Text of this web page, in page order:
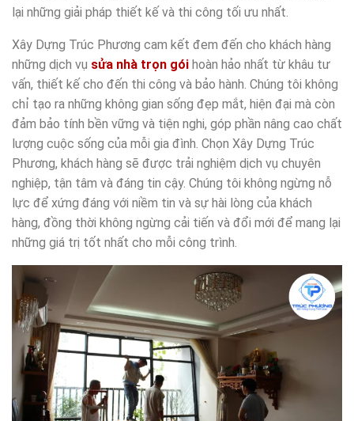
lại những giải pháp thiết kế và thi công tối ưu nhất.
Xây Dựng Trúc Phương cam kết đem đến cho khách hàng
những dịch vụ sửa nhà trọn gói hoàn hảo nhất từ khâu tư
vấn, thiết kế cho đến thi công và bảo hành. Chúng tôi không
chỉ tạo ra những không gian sống đẹp mắt, hiện đại mà còn
đảm bảo tính bền vững và tiện nghi, góp phần nâng cao chất
lượng cuộc sống của mỗi gia đình. Chọn Xây Dựng Trúc
Phương, khách hàng sẽ được trải nghiệm dịch vụ chuyên
nghiệp, tận tâm và đáng tin cậy. Chúng tôi không ngừng nỗ
lực để xứng đáng với niềm tin và sự hài lòng của khách
hàng, đồng thời không ngừng cải tiến và đổi mới để mang lại
những giá trị tốt nhất cho mỗi công trình.